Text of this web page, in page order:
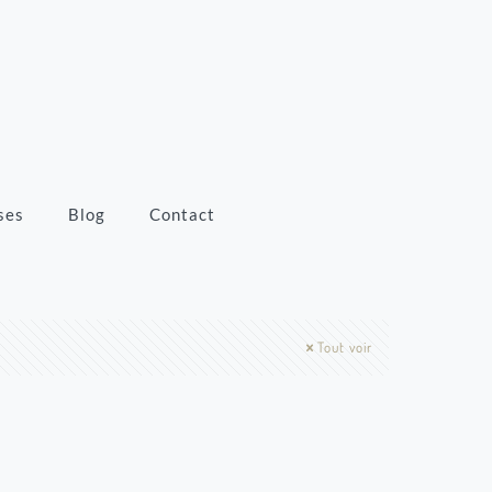
Blog Contact
Tout voir